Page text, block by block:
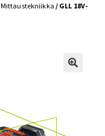
Mittaustekniikka / GLL 18V-